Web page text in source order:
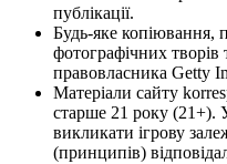
публікації.
Будь-яке копіювання,
фотографічних творів
правовласника Getty
Матеріали сайту
старше 21 року (21+).
викликати ігрову
(принципів)